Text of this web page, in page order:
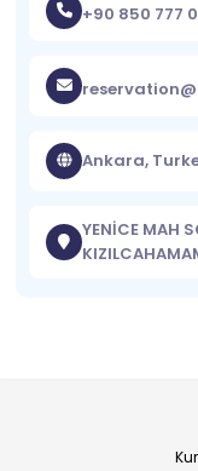
+90 850 777
Ankara,
YENİCE MAH